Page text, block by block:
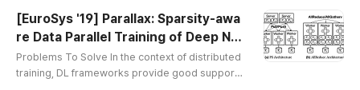
[EuroSys '19] Parallax: Sparsity-awa
re Data Parallel Training of Deep Ne
ural Networks
Problems To Solve In the context of distributed
training, DL frameworks provide good support f